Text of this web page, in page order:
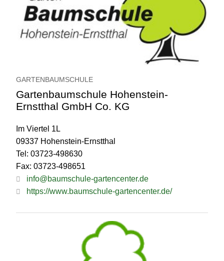
GARTENBAUMSCHULE
Gartenbaumschule Hohenstein-
Ernstthal GmbH Co. KG
Im Viertel 1L
09337 Hohenstein-Ernstthal
Tel: 03723-498630
Fax: 03723-498651
info@baumschule-gartencenter.de
https://www.baumschule-gartencenter.de/